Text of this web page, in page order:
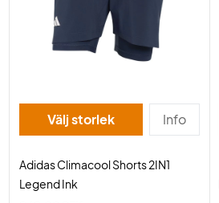
Välj storlek Info
Adidas Climacool Shorts 2IN1
Legend Ink